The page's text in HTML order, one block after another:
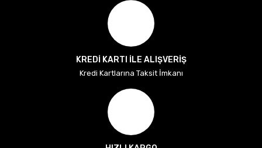
KREDİ KARTI İLE ALIŞVERİŞ
Kredi Kartlarına Taksit İmkanı